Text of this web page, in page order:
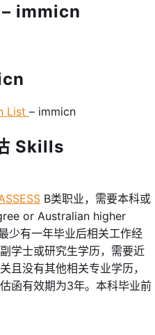
– immicn
List – immicn
Skills
B类职业，需要本科或
or Australian higher
少有一年毕业后相关工作经
学士或研究生学历，需要近
且没有其他相关专业学历，
函有效期为3年。本科毕业前